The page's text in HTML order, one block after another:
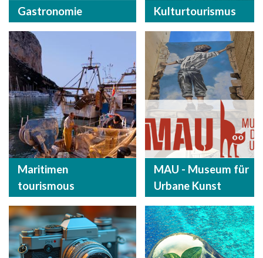
Gastronomie Kulturtourismus
Maritimen
tourismous
MAU - Museum für
Urbane Kunst